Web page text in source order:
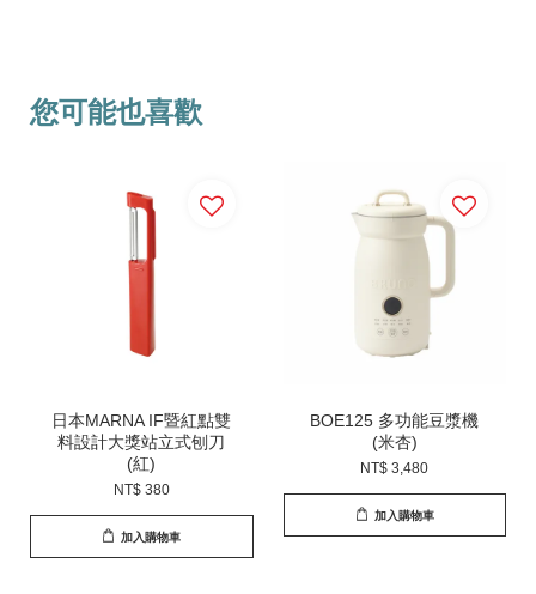
您可能也喜歡
日本MARNA IF暨紅點雙
料設計大獎站立式刨刀
(紅)
NT$ 380
加入購物車
BOE125 多功能豆漿機
(米杏)
NT$ 3,480
加入購物車